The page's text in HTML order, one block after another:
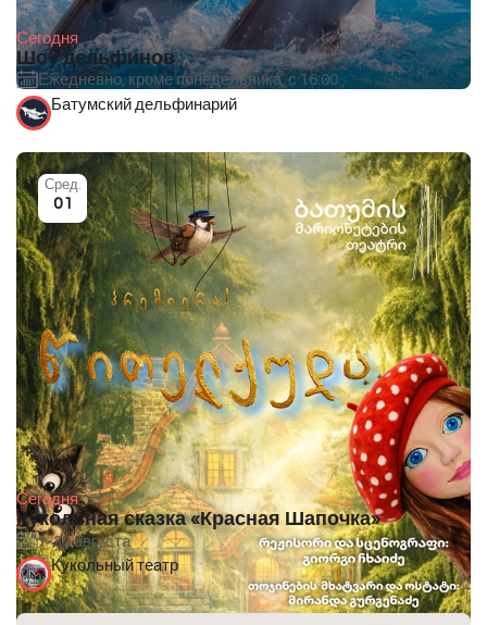
Сегодня
Шоу дельфинов
Ежедневно, кроме понедельника, с 16:00.
Батумский дельфинарий
Сегодня
Кукольная сказка «Красная Шапочка»
1-30 августа
Сред.
01
Кукольный театр